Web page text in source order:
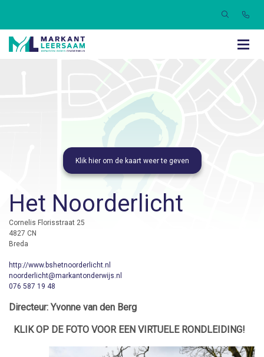
Het Noorderlicht
Cornelis Florisstraat 25
4827 CN
Breda
http://www.bshetnoorderlicht.nl
noorderlicht@markantonderwijs.nl
076 587 19 48
Directeur: Yvonne van den Berg
KLIK OP DE FOTO VOOR EEN VIRTUELE RONDLEIDING!